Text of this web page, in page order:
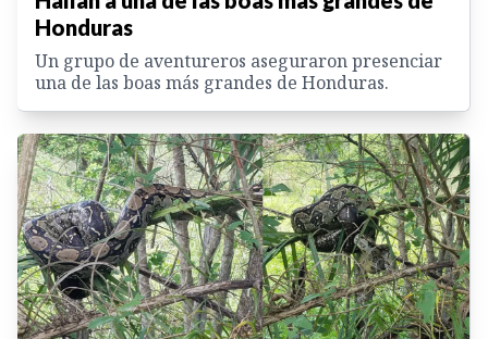
Honduras
Un grupo de aventureros aseguraron presenciar
una de las boas más grandes de Honduras.